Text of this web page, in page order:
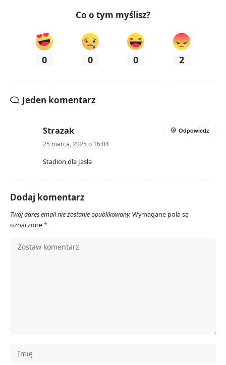
Co o tym myślisz?
0 0 0 2
Jeden komentarz
Strazak
25 marca, 2025 o 16:04
Stadion dla Jasła
Odpowiedz
Dodaj komentarz
Twój adres email nie zostanie opublikowany. Wymagane pola są
oznaczone*